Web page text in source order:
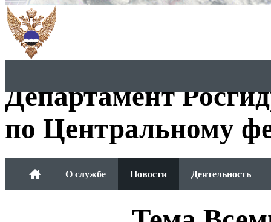
Департамент
по Центральному
О службе Новости Деятельность